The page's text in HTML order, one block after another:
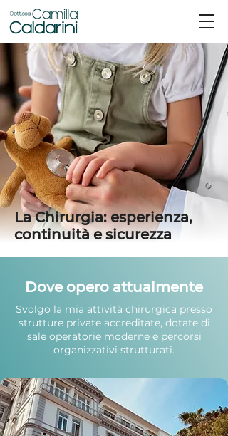
La Chirurgia: esperienza,
continuità e sicurezza
Dove opero attualmente
Svolgo la mia attività chirurgica presso
strutture private accreditate, dotate di
sale operatorie moderne e percorsi
organizzativi strutturati.